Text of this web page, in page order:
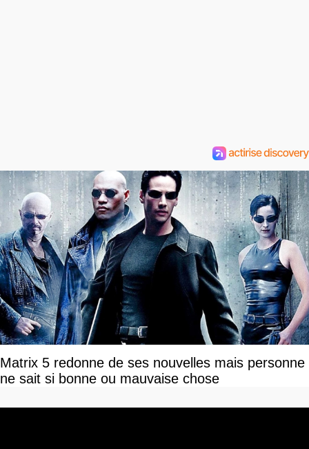
Matrix 5 redonne de ses nouvelles mais personne
ne sait si bonne ou mauvaise chose